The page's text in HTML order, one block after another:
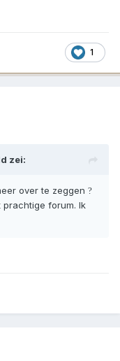
1
zei:
over te zeggen ?
prachtige forum. Ik